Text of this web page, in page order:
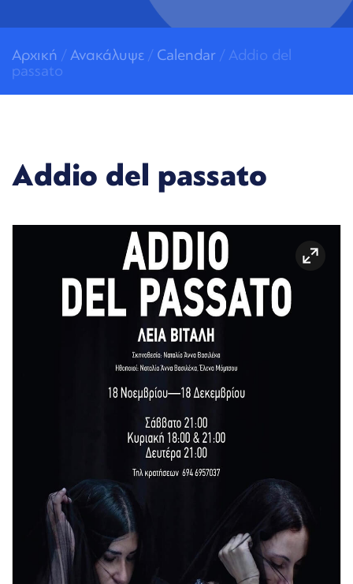
Αρχική / Ανακάλυψε / Calendar / Addio del
passato
Addio del passato